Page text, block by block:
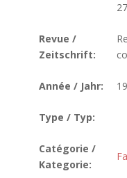
Revue /
Zeitschrift:
Année / Jahr:
Type / Typ:
Catégorie /
Kategorie: